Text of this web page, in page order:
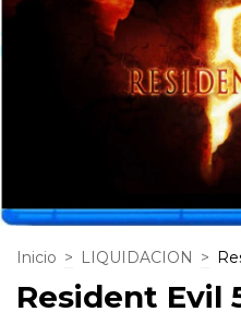
Inicio > LIQUIDACION >
Resident Evil